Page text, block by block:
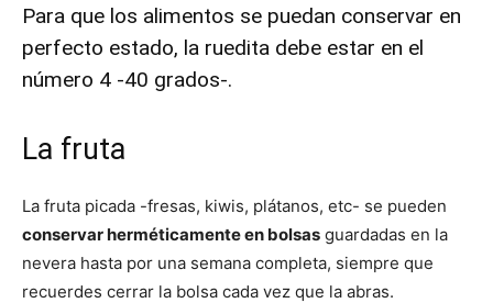
Para que los alimentos se puedan conservar en
perfecto estado, la ruedita debe estar en el
número 4 -40 grados-.
La fruta
La fruta picada -fresas, kiwis, plátanos, etc- se pueden
conservar herméticamente en bolsas guardadas en la
nevera hasta por una semana completa, siempre que
recuerdes cerrar la bolsa cada vez que la abras.